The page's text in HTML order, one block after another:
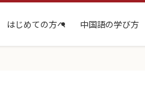
はじめての方へ 中国語の学び方